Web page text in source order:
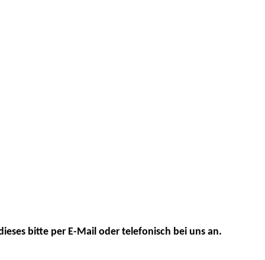
bitte per E-Mail oder telefonisch bei uns an.